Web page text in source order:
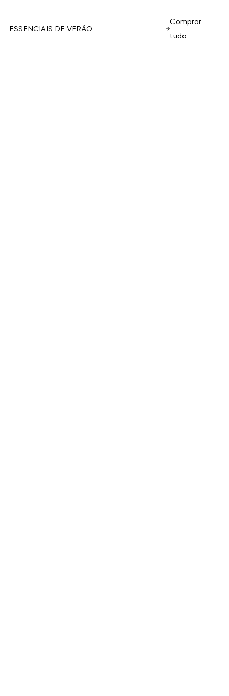
ESSENCIAIS DE VERÃO
Comprar
tudo